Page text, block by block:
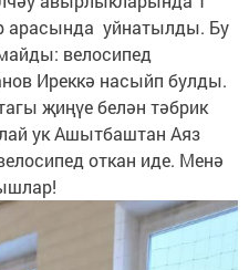
арасында уйнатылды. Бу
велосипед
Иреккә насыйп булды.
җиңүе белән тәбрик
ук Ашытбаштан Аяз
откан иде. Менә